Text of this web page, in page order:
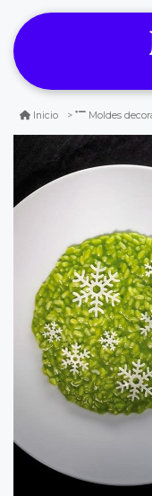
Inicio Moldes